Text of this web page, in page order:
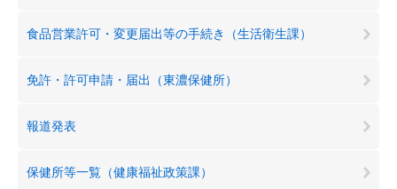
食品営業許可・変更届出等の手続き（生活衛生課）
免許・許可申請・届出（東濃保健所）
報道発表
保健所等一覧（健康福祉政策課）